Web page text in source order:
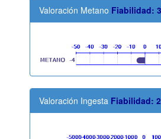
Valoración Metano Fiabilidad:
Valoración Ingesta Fiabilidad: